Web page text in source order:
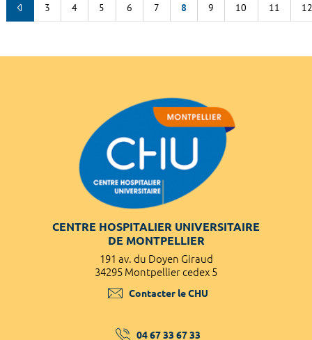
3 4 5 6 7 8 9 10 11 12
CENTRE HOSPITALIER UNIVERSITAIRE
DE MONTPELLIER
191 av. du Doyen Giraud
34295 Montpellier cedex 5
Contacter le CHU
04 67 33 67 33